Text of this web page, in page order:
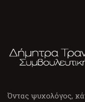
Όντας ψυχολόγος,